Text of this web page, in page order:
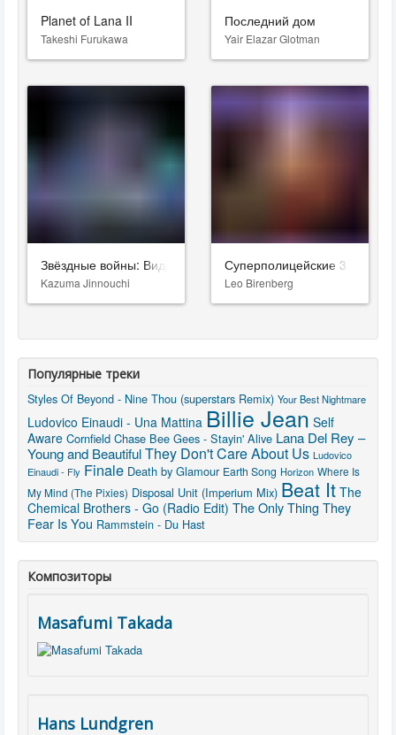
Planet of Lana II
Takeshi Furukawa
Последний дом
Yair Elazar Glotman
Звёздные войны: Видения. Девятый джедай
Kazuma Jinnouchi
Суперполицейские 3
Leo Birenberg
Популярные треки
Styles Of Beyond - Nine Thou (superstars Remix) Your Best Nightmare
Ludovico Einaudi - Una Mattina Billie Jean Self
Aware Cornfield Chase Bee Gees - Stayin' Alive Lana Del Rey –
Young and BeautifulThey Don't Care About Us Ludovico
Einaudi - Fly Finale Death by Glamour Earth Song Horizon Where Is
My Mind (The Pixies) Disposal Unit (Imperium Mix) Beat It The
Chemical Brothers - Go (Radio Edit) The Only Thing They
Fear Is You Rammstein - Du Hast
Композиторы
Masafumi Takada
Hans Lundgren